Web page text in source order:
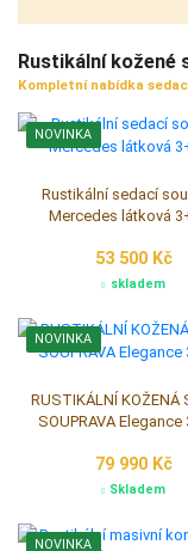
Rustikální kožené
Kompletní nabídka
NOVINKA
Rustikální sedací
Mercedes látková
53 500 Kč
skladem
NOVINKA
RUSTIKÁLNÍ KOŽENÁ
SOUPRAVA Elegance
79 990 Kč
Skladem
NOVINKA